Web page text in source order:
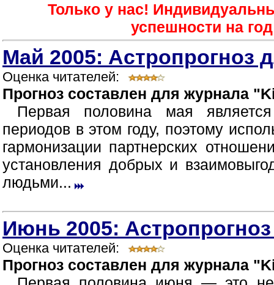
Только у нас!
успешности на
Май 2005: Астропрогноз
Оценка читателей:
Прогноз составлен для журнала
Первая половина мая
периодов в этом году, поэтому
гармонизации партнерских
установления добрых и
людьми...
Июнь 2005:
Оценка читателей:
Прогноз составлен для журнала